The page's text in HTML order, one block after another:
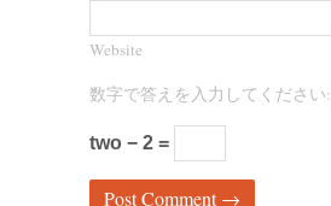
Website
数字で答えを入力してください:
two − 2 =